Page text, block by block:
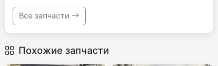
Все запчасти
Похожие запчасти